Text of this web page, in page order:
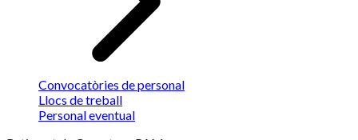
Convocatòries de personal
Llocs de treball
Personal eventual